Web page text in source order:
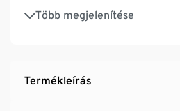
Több megjelenítése
Be-/kikapcsoló a napelem alján
Hangulatos kerti világításhoz
Termékleírás